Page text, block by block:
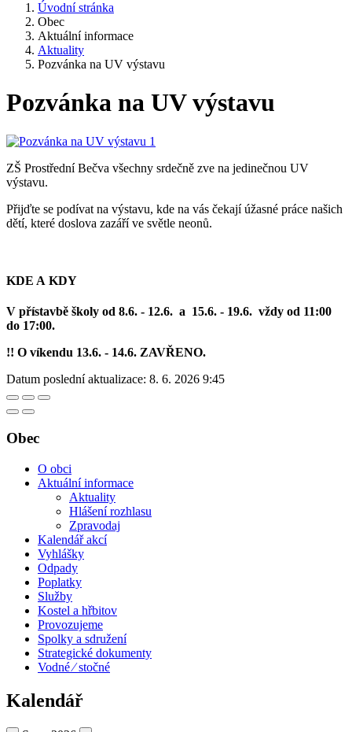
Úvodní stránka
Obec
Aktuální informace
Aktuality
Pozvánka na UV výstavu
Pozvánka na UV výstavu
ZŠ Prostřední Bečva všechny srdečně zve na jedinečnou UV
výstavu.
Přijďte se podívat na výstavu, kde na vás čekají úžasné práce našich
dětí, které doslova zazáří ve světle neonů.
KDE A KDY
V přístavbě školy od 8.6. - 12.6. a 15.6. - 19.6. vždy od 11:00
do 17:00.
!! O víkendu 13.6. - 14.6. ZAVŘENO.
Datum poslední aktualizace: 8. 6. 2026 9:45
Obec
O obci
Aktuální informace
Aktuality
Hlášení rozhlasu
Zpravodaj
Kalendář akcí
Vyhlášky
Odpady
Poplatky
Služby
Kostel a hřbitov
Provozujeme
Spolky a sdružení
Strategické dokumenty
Vodné ⁄ stočné
Kalendář